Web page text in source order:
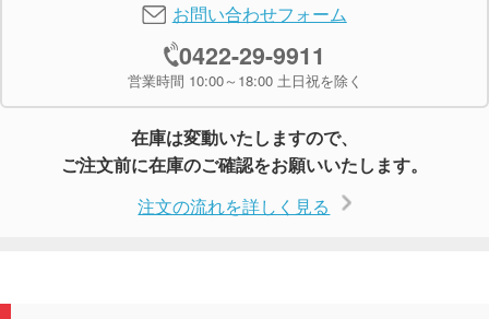
お問い合わせフォーム
0422-29-9911
営業時間 10:00～18:00 土日祝を除く
在庫は変動いたしますので、
ご注文前に在庫のご確認をお願いいたします。
注文の流れを詳しく見る